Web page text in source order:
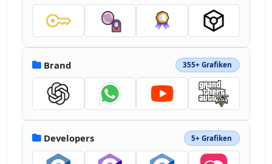
Brand 355+ Grafiken
Developers 5+ Grafiken